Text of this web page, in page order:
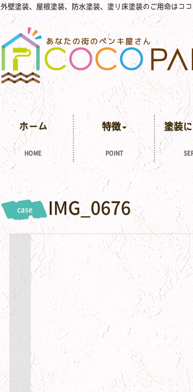
外壁塗装、屋根塗装、防水塗装、塗り床塗装のご用命はココ
HOME
ホーム
POINT
特徴 塗装
case IMG_0676